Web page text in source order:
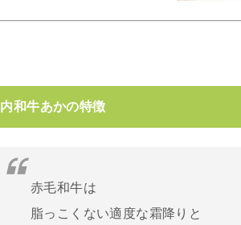
和牛あかの特徴
赤毛和牛は
脂っこくない適度な霜降りと